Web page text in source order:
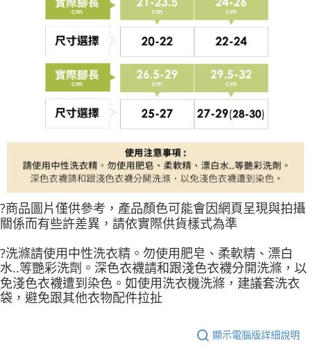
?商品圖片僅供參考，產品顏色可能會因網頁呈現與拍攝
關係而有些許差異，請依實際供貨樣式為準
?洗滌請使用中性洗衣精。勿使用肥皂、柔軟精、漂白
水..等艷彩洗劑。深色衣襪請和跟淺色衣襪分開洗滌，以
免淺色衣襪遭到染色。如使用洗衣機洗滌，建議套洗衣
袋，避免跟其他衣物配件拉扯
顯示電腦版詳細說明